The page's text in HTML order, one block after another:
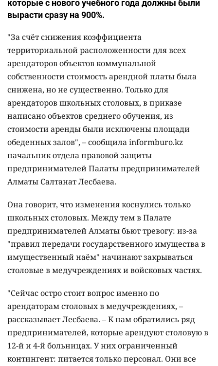
которые с нового учебного года должны были
вырасти сразу на 900%.
"За счёт снижения коэффициента
территориальной расположенности для всех
арендаторов объектов коммунальной
собственности стоимость арендной платы была
снижена, но не существенно. Только для
арендаторов школьных столовых, в приказе
написано объектов среднего обучения, из
стоимости аренды были исключены площади
обеденных залов", – сообщила informburo.kz
начальник отдела правовой защиты
предпринимателей Палаты предпринимателей
Алматы Салтанат Лесбаева.
Она говорит, что изменения коснулись только
школьных столовых. Между тем в Палате
предпринимателей Алматы бьют тревогу: из-за
"правил передачи государственного имущества в
имущественный наём" начинают закрываться
столовые в медучреждениях и войсковых частях.
"Сейчас остро стоит вопрос именно по
арендаторам столовых в медучреждениях, –
рассказывает Лесбаева. – К нам обратились ряд
предпринимателей, которые арендуют столовую в
12-й и 4-й больницах. У них ограниченный
контингент: питается только персонал. Они все